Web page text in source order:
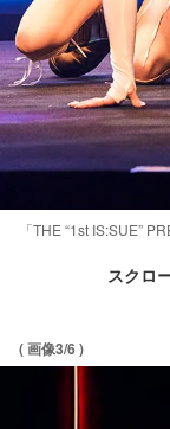
「THE “1st IS:SUE”
スクロ
( 画像3/6 )